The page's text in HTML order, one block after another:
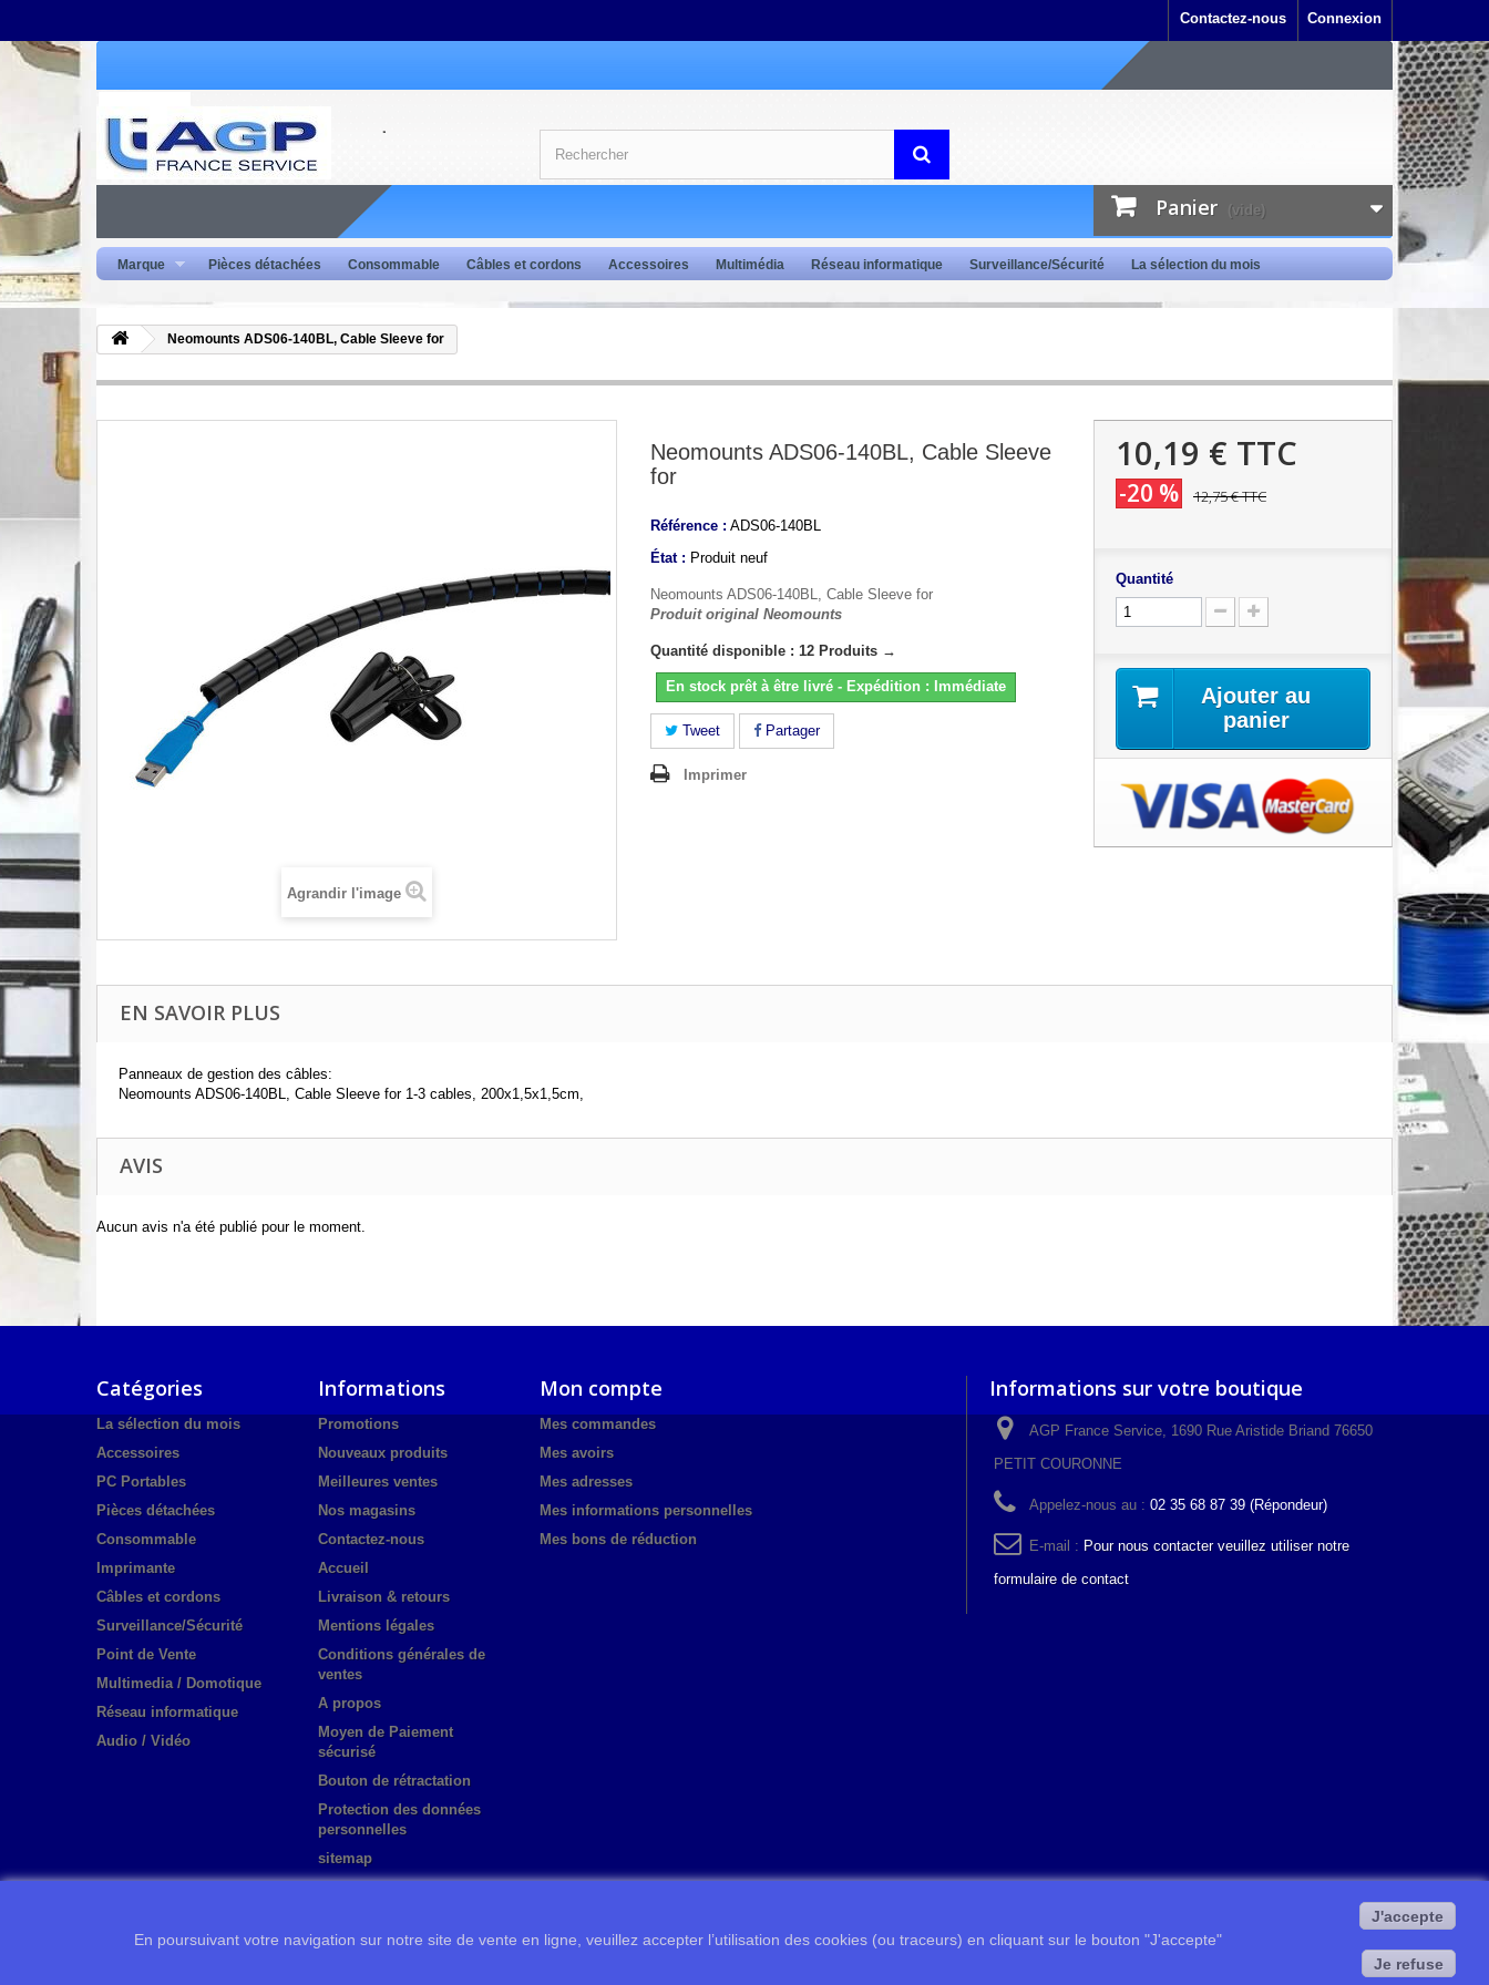
Connexion
Contactez-nous
Panier (vide)
Marque Pièces détachées Consommable Câbles et cordons Accessoires Multimédia Réseau informatique Surveillance/Sécurité La sélection du mois
Neomounts ADS06-140BL, Cable Sleeve for
Agrandir l'image
Neomounts ADS06-140BL, Cable Sleeve
for
Référence : ADS06-140BL
État : Produit neuf
Neomounts ADS06-140BL, Cable Sleeve for
Produit original Neomounts
Quantité disponible : 12 Produits →
En stock prêt à être livré - Expédition : Immédiate
Tweet Partager
Imprimer
10,19 € TTC
-20 % 12,75 €TTC
Quantité
Ajouter au
panier
EN SAVOIR PLUS
Panneaux de gestion des câbles:
Neomounts ADS06-140BL, Cable Sleeve for 1-3 cables, 200x1,5x1,5cm,
AVIS
Aucun avis n'a été publié pour le moment.
Catégories
La sélection du mois
Accessoires
PC Portables
Pièces détachées
Consommable
Imprimante
Câbles et cordons
Surveillance/Sécurité
Point de Vente
Multimedia / Domotique
Réseau informatique
Audio / Vidéo
Informations
Promotions
Nouveaux produits
Meilleures ventes
Nos magasins
Contactez-nous
Accueil
Livraison & retours
Mentions légales
Conditions générales de
ventes
A propos
Moyen de Paiement
sécurisé
Bouton de rétractation
Protection des données
personnelles
sitemap
Mon compte
Mes commandes
Mes avoirs
Mes adresses
Mes informations personnelles
Mes bons de réduction
Informations sur votre boutique
AGP France Service, 1690 Rue Aristide Briand 76650
PETIT COURONNE
Appelez-nous au : 02 35 68 87 39 (Répondeur)
E-mail : Pour nous contacter veuillez utiliser notre
formulaire de contact
En poursuivant votre navigation sur notre site de vente en ligne, veuillez accepter l’utilisation des cookies (ou traceurs) en cliquant sur le bouton "J'accepte"
J'accepte
Je refuse